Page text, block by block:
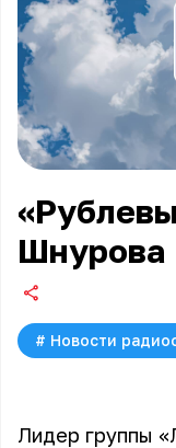
Шнурова
# Новости
Лидер группы